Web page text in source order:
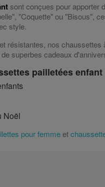
sont conçues pour apporter
"Coquette" ou "Bisous",
style.
résistantes, nos
superbes cadeaux
pailletées enfant
Noël
pour femmeet